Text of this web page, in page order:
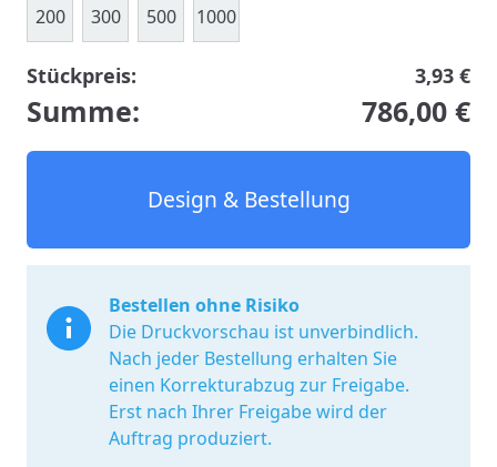
200 300 500 1000
Stückpreis: 3,93 €
Summe: 786,00 €
Design & Bestellung
Bestellen ohne Risiko
Die Druckvorschau ist unverbindlich.
Nach jeder Bestellung erhalten Sie
einen Korrekturabzug zur Freigabe.
Erst nach Ihrer Freigabe wird der
Auftrag produziert.